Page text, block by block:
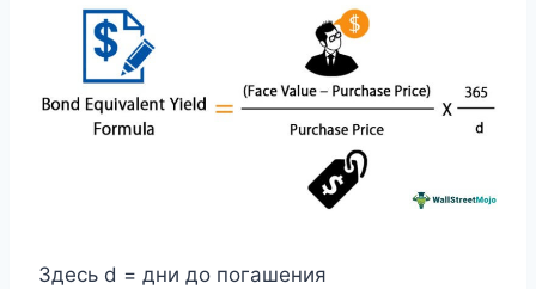
Здесь d = дни до погашения